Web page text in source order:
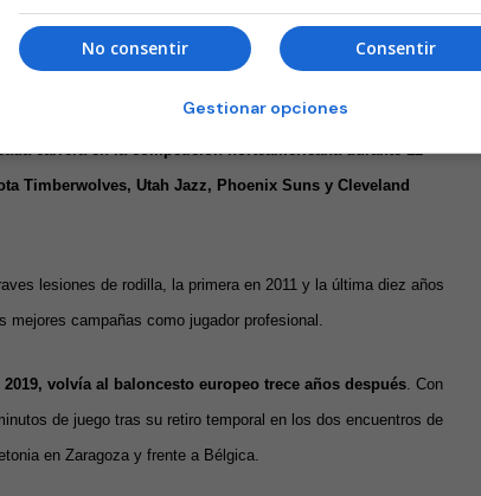
del baloncesto para cuidar su salud mental, volvía a la
, su última franquicia de la NBA con quien aún tenía
carrera en la competición norteamericana durante 12
Timberwolves, Utah Jazz, Phoenix Suns y Cleveland
lesiones de rodilla, la primera en 2011 y la última diez años
mejores campañas como jugador profesional.
volvía al baloncesto europeo trece años después. Con
de juego tras su retiro temporal en los dos encuentros de
en Zaragoza y frente a Bélgica.
Consentir
No consentir
Gestionar opciones